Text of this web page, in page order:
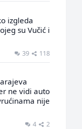
izgleda
su Vučić i
39 118
ne vidi auto
nije
4 2